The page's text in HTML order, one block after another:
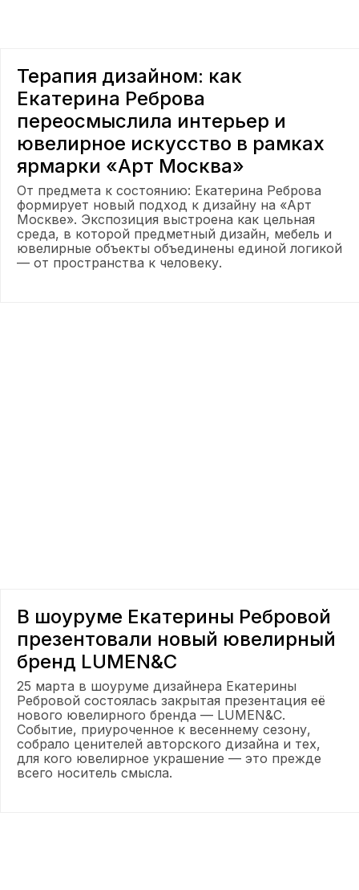
Терапия дизайном: как
Екатерина Реброва
переосмыслила интерьер и
ювелирное искусство в рамках
ярмарки «Арт Москва»
От предмета к состоянию: Екатерина Реброва
формирует новый подход к дизайну на «Арт
Москве». Экспозиция выстроена как цельная
среда, в которой предметный дизайн, мебель и
ювелирные объекты объединены единой логикой
— от пространства к человеку.
В шоуруме Екатерины Ребровой
презентовали новый ювелирный
бренд LUMEN&C
25 марта в шоуруме дизайнера Екатерины
Ребровой состоялась закрытая презентация её
нового ювелирного бренда — LUMEN&C.
Событие, приуроченное к весеннему сезону,
собрало ценителей авторского дизайна и тех,
для кого ювелирное украшение — это прежде
всего носитель смысла.